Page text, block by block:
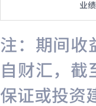
业
注：期间收
自财汇，截
保证或投资